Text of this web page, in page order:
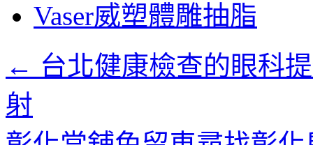
要
Vaser威塑體雕抽脂
← 台北健康檢查的眼科
射